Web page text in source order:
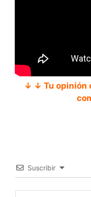
↓ ↓ Tu opinión
Suscribir